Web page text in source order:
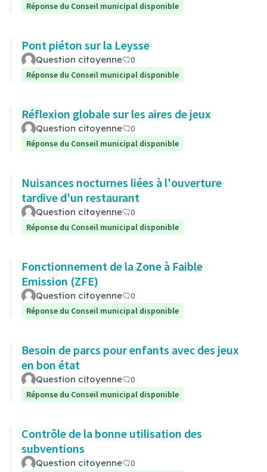
Réponse du Conseil municipal disponible
Pont piéton sur la Leysse
Question citoyenne
0
Réponse du Conseil municipal disponible
Réflexion globale sur les aires de jeux
Question citoyenne
0
Réponse du Conseil municipal disponible
Nuisances nocturnes liées à l'ouverture
tardive d'un restaurant
Question citoyenne
0
Réponse du Conseil municipal disponible
Fonctionnement de la Zone à Faible
Emission (ZFE)
Question citoyenne
0
Réponse du Conseil municipal disponible
Besoin de parcs pour enfants avec des jeux
en bon état
Question citoyenne
0
Réponse du Conseil municipal disponible
Contrôle de la bonne utilisation des
subventions
Question citoyenne
0